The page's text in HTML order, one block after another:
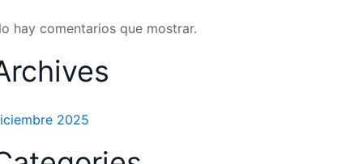
hay comentarios que mostrar.
2025